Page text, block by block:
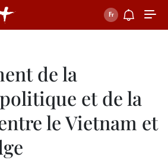
de la
et de la
le Vietnam et